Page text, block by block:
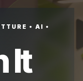
• AI •
It